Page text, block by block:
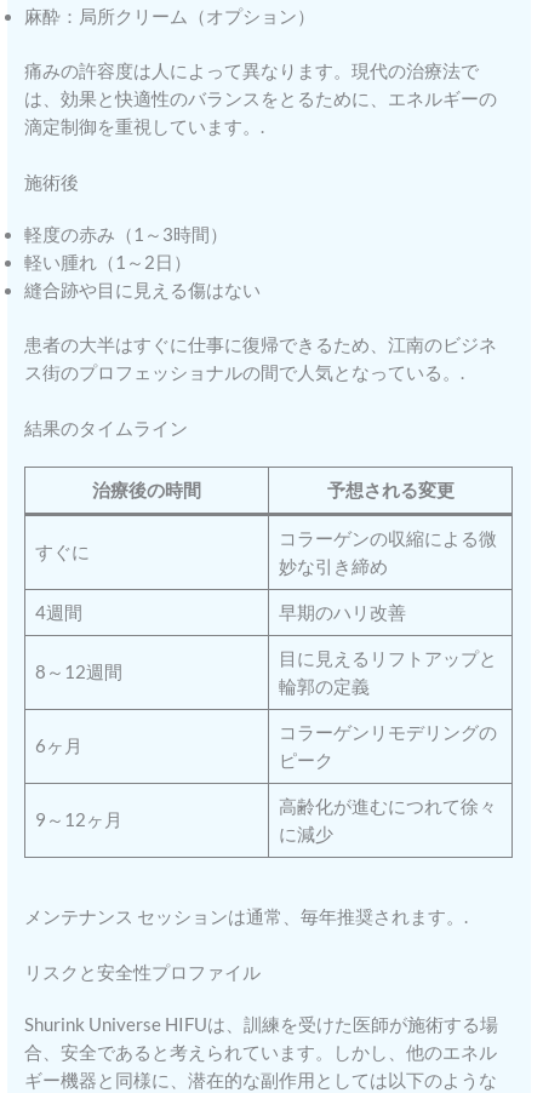
麻酔：局所クリーム（オプション）
痛みの許容度は人によって異なります。現代の治療法で
は、効果と快適性のバランスをとるために、エネルギーの
滴定制御を重視しています。.
施術後
軽度の赤み（1～3時間）
軽い腫れ（1～2日）
縫合跡や目に見える傷はない
患者の大半はすぐに仕事に復帰できるため、江南のビジネ
ス街のプロフェッショナルの間で人気となっている。.
結果のタイムライン
治療後の時間 予想される変更
すぐに
コラーゲンの収縮による微
妙な引き締め
4週間 早期のハリ改善
8～12週間
目に見えるリフトアップと
輪郭の定義
6ヶ月
コラーゲンリモデリングの
ピーク
9～12ヶ月
高齢化が進むにつれて徐々
に減少
メンテナンス セッションは通常、毎年推奨されます。.
リスクと安全性プロファイル
Shurink Universe HIFUは、訓練を受けた医師が施術する場
合、安全であると考えられています。しかし、他のエネル
ギー機器と同様に、潜在的な副作用としては以下のような